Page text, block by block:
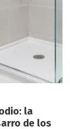
la
de los